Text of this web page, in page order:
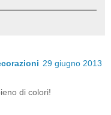
29 giugno 2013
di colori!